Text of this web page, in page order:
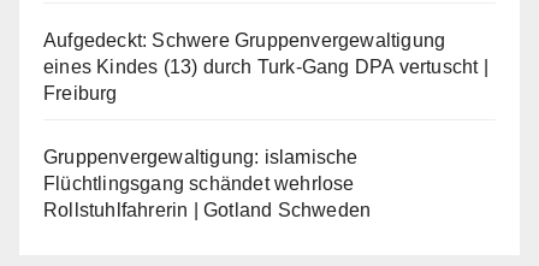
Aufgedeckt: Schwere Gruppenvergewaltigung
eines Kindes (13) durch Turk-Gang DPA vertuscht |
Freiburg
Gruppenvergewaltigung: islamische
Flüchtlingsgang schändet wehrlose
Rollstuhlfahrerin | Gotland Schweden